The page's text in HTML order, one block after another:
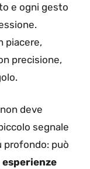
e ogni gesto
piacere,
precisione,
deve
segnale
profondo: può